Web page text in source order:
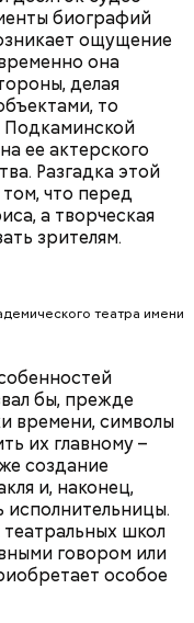
биографий
ощущение
она
делая
то
Подкаминской
ее актерского
Разгадка этой
что перед
а творческая
зрителям.
театра имени
бы, прежде
времени, символы
их главному –
создание
и, наконец,
школ
говором или
особое
и как
убийства». После
мафия и Винс
Doors,
руку. В 1992
на премию
актер».
2001)